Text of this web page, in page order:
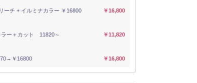
ーチ + イルミナカラー ￥16800 ￥16,800
ラー＋カット 11820～ ￥11,820
￥16800 ￥16,800